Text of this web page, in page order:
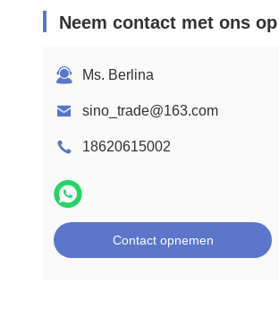
Neem contact met ons op
Ms. Berlina
sino_trade@163.com
18620615002
Contact opnemen